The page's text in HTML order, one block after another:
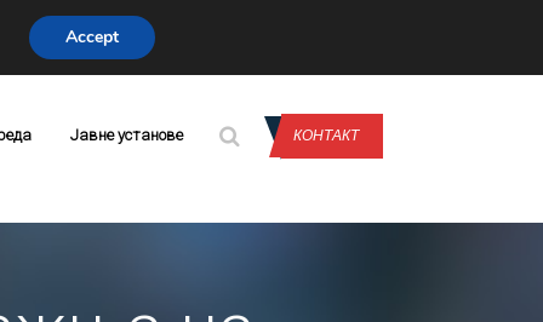
Јавне установе КОНТАКТ
Accept